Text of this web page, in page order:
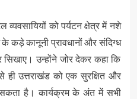
व्यवसायियों को पर्यटन क्षेत्र में नशे
कड़े कानूनी प्रावधानों और संदिग्ध
सिखाए। उन्होंने जोर देकर कहा कि
ही उत्तराखंड को एक सुरक्षित और
सकता है। कार्यक्रम के अंत में सभी